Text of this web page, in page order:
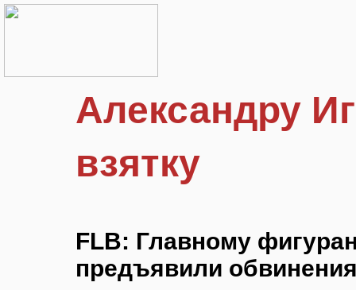
Александру
взятку
FLB: Главному
предъявили